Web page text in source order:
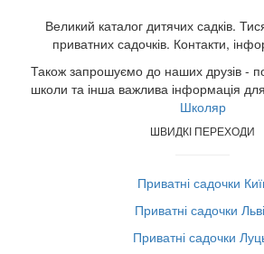
Великий каталог дитячих садків.
приватних садочків. Контакти,
Також запрошуємо до наших друзів -
школи та інша важлива інформація
Школяр
ШВИДКІ ПЕРЕХОДИ
Приватні садочки
Приватні садочки
Приватні садочки